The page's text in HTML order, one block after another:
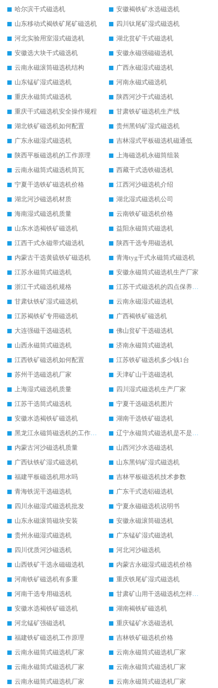
哈尔滨干式磁选机
安徽褐铁矿水选磁选机
山东移动式褐铁矿尾矿磁选机
四川钛尾矿湿式磁选机
河北实验用室湿式磁选机
湖北贫矿干式磁选机
安徽选大块干式磁选机
安徽永磁强磁磁选机
云南永磁滚筒磁选机结构
广西永磁湿式磁选机
山东锰矿湿式磁选机
河南永磁式磁选机
重庆永磁筒式磁选机
陕西河沙干式磁选机
重庆干式磁选机安全操作规程
甘肃铁矿磁选机生产线
湖北铁矿磁选机如何配置
贵州黑钨矿湿式磁选机
广东永磁湿式磁选机
吉林湿式平板磁选机磁通低
陕西平板磁选机的工作原理
上海磁选机永磁筒组装
云南永磁筒式磁选机筒瓦
西藏干式选铁磁选机
宁夏干选铁矿磁选机价格
江西河沙磁选机介绍
湖北河沙磁选机材质
湖北湿式磁选机公司
海南湿式磁选机质量
云南铁矿磁选机价格
山东水选褐铁矿磁选机
益阳永磁筒式磁选机
江西干式永磁带式磁选机
陕西干选专用磁选机
内蒙古干选黄硫铁矿磁选机
青海tyg干式永磁筒式磁选机
江苏永磁筒式磁选机
安徽永磁筒式磁选机生产厂家
浙江干式磁选机规格
江苏干式磁选机的四点保养秘籍
甘肃钛铁矿湿式磁选机
云南永磁湿式磁选机
江苏褐铁矿专用磁选机
广西褐铁矿磁选机
大连强磁干选磁选机
佛山贫矿干选磁选机
山西永磁筒式磁选机
济南永磁筒式磁选机
江西铁矿磁选机如何配置
江苏铁矿磁选机多少钱1台
苏州干选磁选机厂家
天津矿山干选磁选机
上海湿式磁选机质量
四川湿式磁选机生产厂家
江苏干选筒式磁选机
宁夏干选磁选机图片
安徽水选褐铁矿磁选机
湖南干选铁矿磁选机
黑龙江永磁筒磁选机的工作原理
辽宁永磁筒式磁选机是不是强磁
内蒙古河沙磁选机质量
山西河沙水选磁选机
广西钛铁矿湿式磁选机
山东黑钨矿湿式磁选机
福建平板磁选机用水吗
吉林平板磁选机技术参数
青海铁泥干选磁选机
广东干式选铝磁选机
四川永磁湿式磁选机批发
宁夏永磁磁选机说明书
山东永磁滚筒磁块安装
安徽永磁滚筒磁选机
贵州永磁湿式磁选机
广东锰矿湿式磁选机
四川优质河沙磁选机
河北河沙磁选机
山西铁矿干选永磁磁选机
内蒙古永磁湿式磁选机价格
河南铁矿磁选机有多重
重庆铁尾矿湿式磁选机
河南干选专用磁选机
甘肃矿山用干选磁选机怎样调磁
安徽水选褐铁矿磁选机
湖南褐铁矿磁选机
河北锰矿强磁选机
重庆锰矿水选磁选机
福建铁矿磁选机工作原理
吉林铁矿磁选机价格
云南永磁筒式磁选机厂家
云南永磁筒式磁选机厂家
云南永磁筒式磁选机厂家
云南永磁筒式磁选机厂家
云南永磁筒式磁选机厂家
云南永磁筒式磁选机厂家